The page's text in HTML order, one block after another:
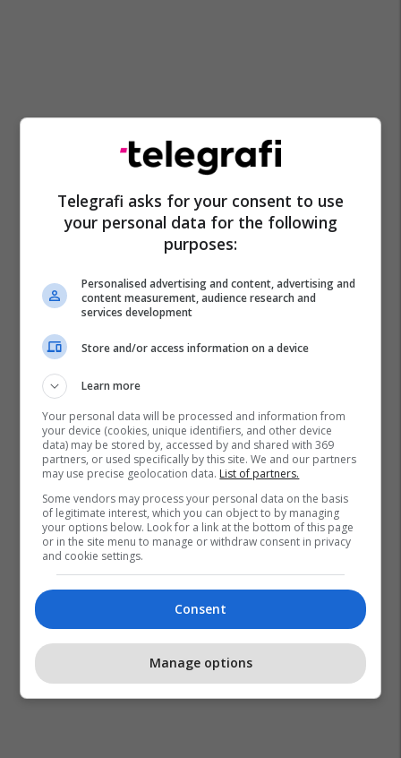
Zgjedhjet Lokale 2025 Aak Agron Kuçi Junik
Telegrafi asks for your consent to use
your personal data for the following
purposes:
Personalised advertising and content, advertising and
content measurement, audience research and
services development
Store and/or access information on a device
Learn more
Your personal data will be processed and information from
your device (cookies, unique identifiers, and other device
data) may be stored by, accessed by and shared with 369
partners, or used specifically by this site. We and our partners
may use precise geolocation data. List of partners.
Some vendors may process your personal data on the basis
of legitimate interest, which you can object to by managing
your options below. Look for a link at the bottom of this page
or in the site menu to manage or withdraw consent in privacy
and cookie settings.
Consent
Manage options